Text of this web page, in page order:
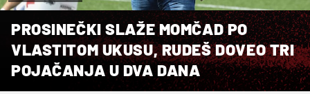
PROSINEČKI SLAŽE MOMČAD PO
VLASTITOM UKUSU, RUDEŠ DOVEO TRI
POJAČANJA U DVA DANA